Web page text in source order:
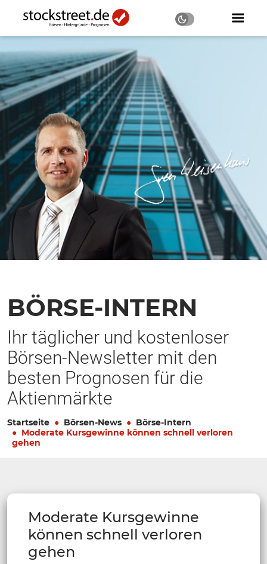
BÖRSE-INTERN
Ihr täglicher und kostenloser
Börsen-Newsletter mit den
besten Prognosen für die
Aktienmärkte
Startseite Börsen-News
Börse-Intern
Moderate Kursgewinne können schnell verloren
gehen
Moderate Kursgewinne
können schnell verloren
gehen